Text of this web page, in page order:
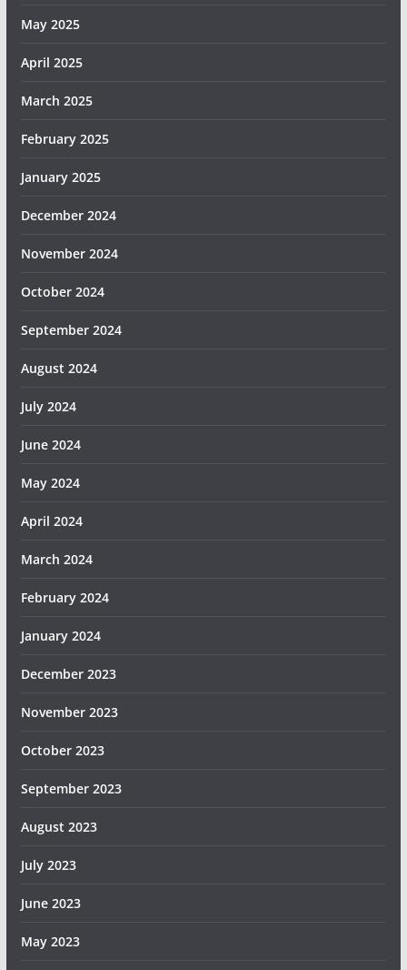
May 2025
April 2025
March 2025
February 2025
January 2025
December 2024
November 2024
October 2024
September 2024
August 2024
July 2024
June 2024
May 2024
April 2024
March 2024
February 2024
January 2024
December 2023
November 2023
October 2023
September 2023
August 2023
July 2023
June 2023
May 2023